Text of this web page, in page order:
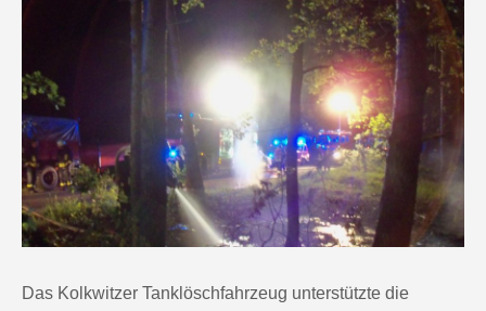
Das Kolkwitzer Tanklöschfahrzeug unterstützte die